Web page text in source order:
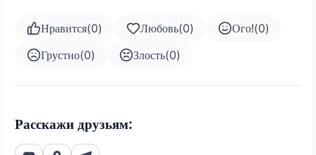
Нравится(0) Любовь(0) Ого!(0)
Грустно(0) Злость(0)
Расскажи друзьям: